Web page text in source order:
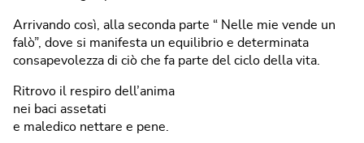
Arrivando così, alla seconda parte “ Nelle mie vende un
falò”, dove si manifesta un equilibrio e determinata
consapevolezza di ciò che fa parte del ciclo della vita.
Ritrovo il respiro dell’anima
nei baci assetati
e maledico nettare e pene.